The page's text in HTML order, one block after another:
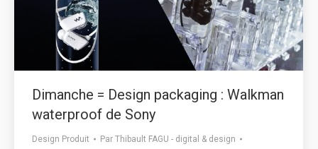
Dimanche = Design packaging : Walkman
waterproof de Sony
Design Produit Par Thibault FAGU - digital & design